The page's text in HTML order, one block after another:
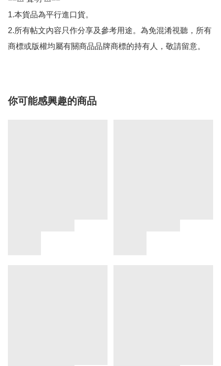
1.本貨品為平行進口貨。
2.所有帖文內容只作分享及參考用途。為免混淆視聽，所有
商標或版權均屬有關商品品牌商標的持有人，敬請留意。
你可能感興趣的商品